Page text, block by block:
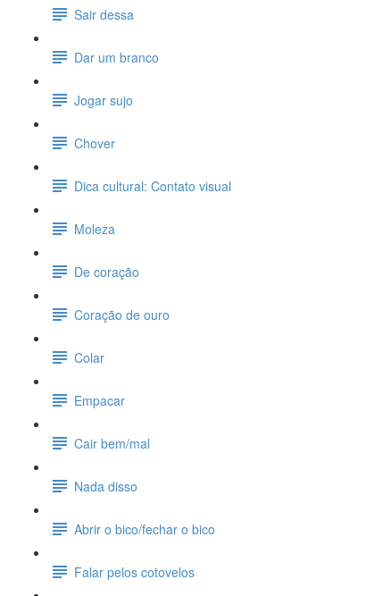
Sair dessa
Dar um branco
Jogar sujo
Chover
Dica cultural: Contato visual
Moleza
De coração
Coração de ouro
Colar
Empacar
Cair bem/mal
Nada disso
Abrir o bico/fechar o bico
Falar pelos cotovelos